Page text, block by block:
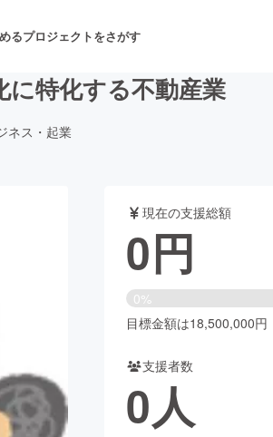
るプロジェクトをさがす
舞台・パフォーマンス
ビューティー・ヘルスケア
に特化する不動産業
ネス・起業
現在の支援総額
0円
0%
目標金額は18,500,000円
支援者数
0人